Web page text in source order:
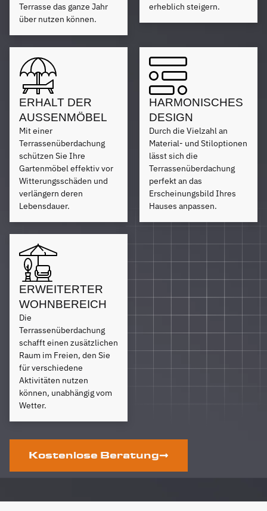
Terrasse das ganze Jahr
über nutzen können.
erheblich steigern.
ERHALT DER
AUSSENMÖBEL
Mit einer
Terrassenüberdachung
schützen Sie Ihre
Gartenmöbel effektiv vor
Witterungsschäden und
verlängern deren
Lebensdauer.
HARMONISCHES
DESIGN
Durch die Vielzahl an
Material- und Stiloptionen
lässt sich die
Terrassenüberdachung
perfekt an das
Erscheinungsbild Ihres
Hauses anpassen.
ERWEITERTER
WOHNBEREICH
Die
Terrassenüberdachung
schafft einen zusätzlichen
Raum im Freien, den Sie
für verschiedene
Aktivitäten nutzen
können, unabhängig vom
Wetter.
Kostenlose Beratung